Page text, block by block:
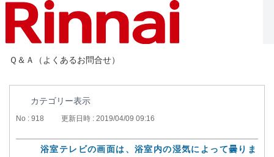
Ｑ＆Ａ（よくあるお問合せ）
カテゴリー表示
No : 918 更新日時 : 2019/04/09 09:16
浴室テレビの画面は、浴室内の湿気によって曇りま